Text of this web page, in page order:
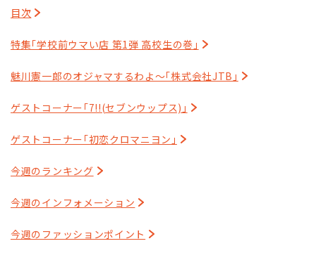
目次
特集｢学校前ウマい店 第1弾 高校生の巻｣
魅川憲一郎のオジャマするわよ～｢株式会社JTB｣
ゲストコーナー｢7!!(セブンウップス)｣
ゲストコーナー｢初恋クロマニヨン｣
今週のランキング
今週のインフォメーション
今週のファッションポイント